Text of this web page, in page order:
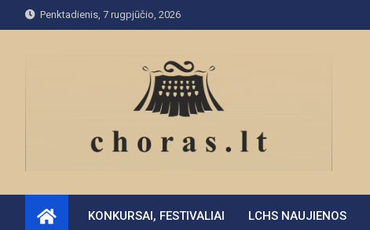
to
Penktadienis, 7 rugpjūčio, 2026
KONKURSAI, FESTIVALIAI LCHS NAUJIENOS